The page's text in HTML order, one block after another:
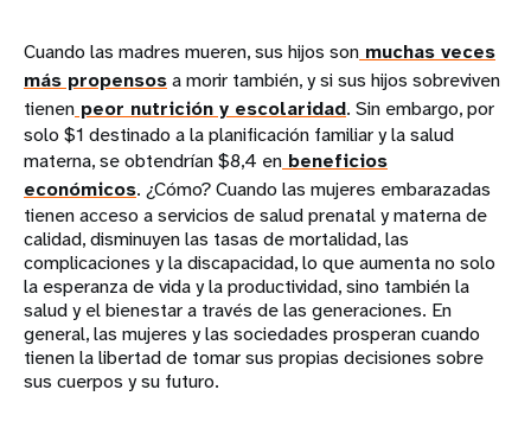
Cuando las madres mueren, sus hijos son muchas veces
más propensosa morir también, y si sus hijos sobreviven
tienen peor nutrición y escolaridad. Sin embargo, por
solo $1 destinado a la planificación familiar y la salud
materna, se obtendrían $8,4 en beneficios
económicos. ¿Cómo? Cuando las mujeres embarazadas
tienen acceso a servicios de salud prenatal y materna de
calidad, disminuyen las tasas de mortalidad, las
complicaciones y la discapacidad, lo que aumenta no solo
la esperanza de vida y la productividad, sino también la
salud y el bienestar a través de las generaciones. En
general, las mujeres y las sociedades prosperan cuando
tienen la libertad de tomar sus propias decisiones sobre
sus cuerpos y su futuro.